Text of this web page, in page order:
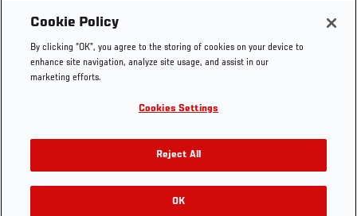
Footer
UFC
UFC Foundation
UFC Careers
Store
UFC Video
Instagram
YouTube
TikTok
Twitter
Press
Cookie Policy
By clicking “OK”, you agree to the storing of cookies on your device to
enhance site navigation, analyze site usage, and assist in our
marketing efforts.
Cookies Settings
Reject All
OK